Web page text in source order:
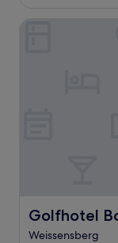
Golfhotel
Golfhotel
Weissensberg